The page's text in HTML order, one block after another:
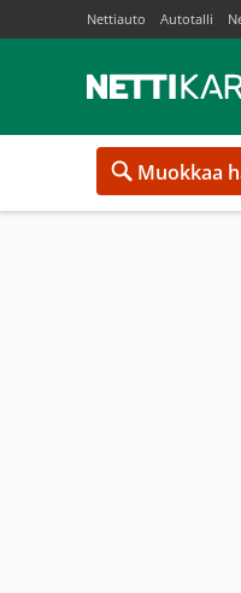
Nettiauto Autotalli
Muokkaa